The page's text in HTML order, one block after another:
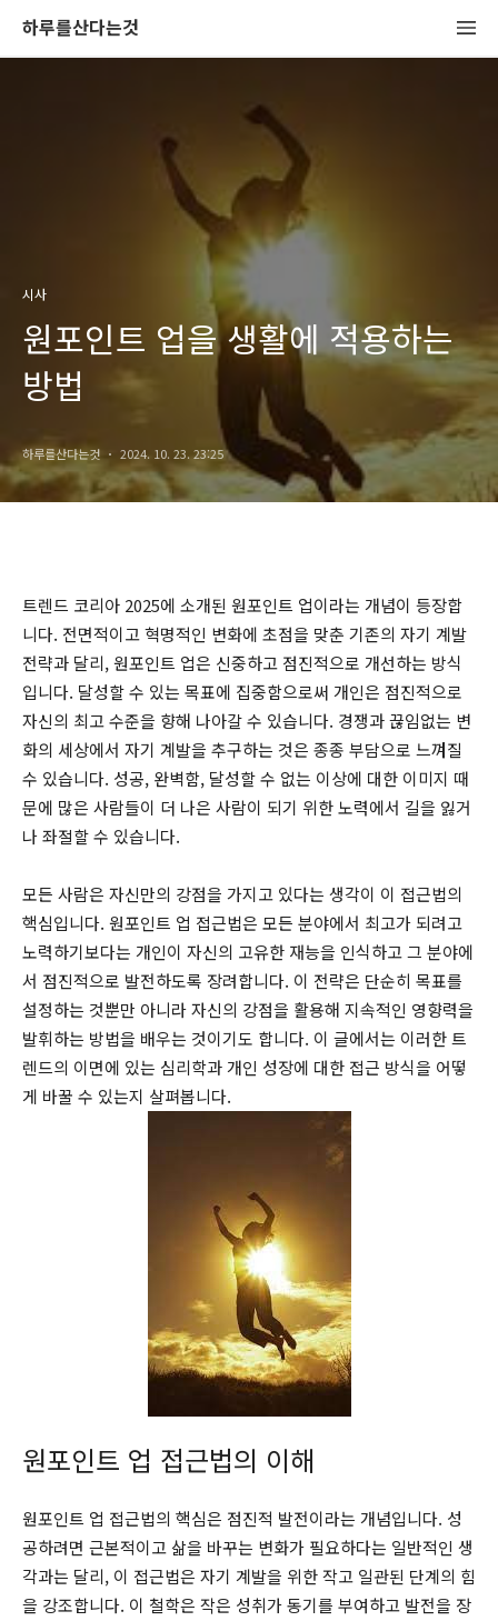
하루를산다는것
시사
원포인트 업을 생활에 적용하는
방법
하루를산다는것 2024. 10. 23. 23:25
트렌드 코리아 2025에 소개된 원포인트 업이라는 개념이 등장합
니다. 전면적이고 혁명적인 변화에 초점을 맞춘 기존의 자기 계발
전략과 달리, 원포인트 업은 신중하고 점진적으로 개선하는 방식
입니다. 달성할 수 있는 목표에 집중함으로써 개인은 점진적으로
자신의 최고 수준을 향해 나아갈 수 있습니다. 경쟁과 끊임없는 변
화의 세상에서 자기 계발을 추구하는 것은 종종 부담으로 느껴질
수 있습니다. 성공, 완벽함, 달성할 수 없는 이상에 대한 이미지 때
문에 많은 사람들이 더 나은 사람이 되기 위한 노력에서 길을 잃거
나 좌절할 수 있습니다.
모든 사람은 자신만의 강점을 가지고 있다는 생각이 이 접근법의
핵심입니다. 원포인트 업 접근법은 모든 분야에서 최고가 되려고
노력하기보다는 개인이 자신의 고유한 재능을 인식하고 그 분야에
서 점진적으로 발전하도록 장려합니다. 이 전략은 단순히 목표를
설정하는 것뿐만 아니라 자신의 강점을 활용해 지속적인 영향력을
발휘하는 방법을 배우는 것이기도 합니다. 이 글에서는 이러한 트
렌드의 이면에 있는 심리학과 개인 성장에 대한 접근 방식을 어떻
게 바꿀 수 있는지 살펴봅니다.
원포인트 업 접근법의 이해
원포인트 업 접근법의 핵심은 점진적 발전이라는 개념입니다. 성
공하려면 근본적이고 삶을 바꾸는 변화가 필요하다는 일반적인 생
각과는 달리, 이 접근법은 자기 계발을 위한 작고 일관된 단계의 힘
을 강조합니다. 이 철학은 작은 성취가 동기를 부여하고 발전을 장